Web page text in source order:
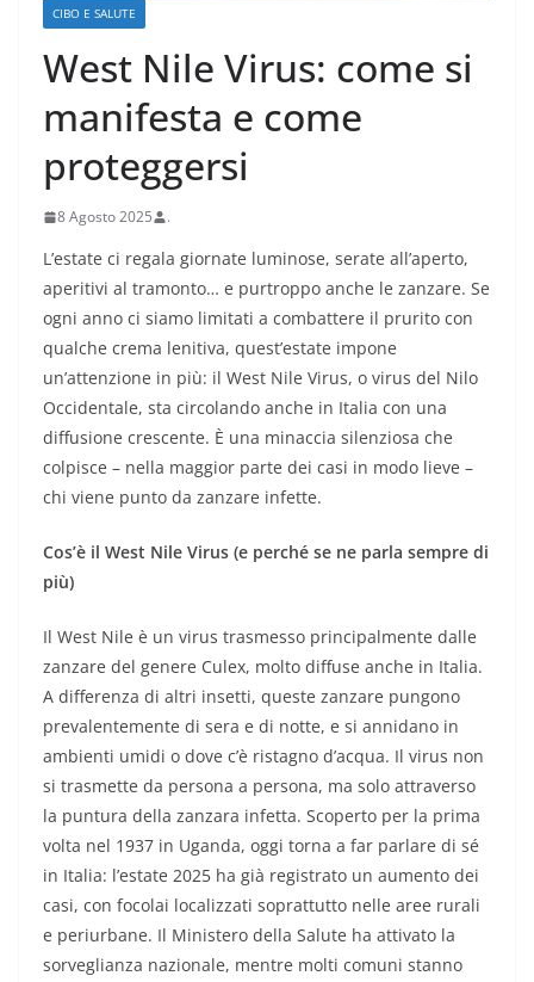
CIBO E SALUTE
West Nile Virus: come si
manifesta e come
proteggersi
8 Agosto 2025 .
L’estate ci regala giornate luminose, serate all’aperto,
aperitivi al tramonto… e purtroppo anche le zanzare. Se
ogni anno ci siamo limitati a combattere il prurito con
qualche crema lenitiva, quest’estate impone
un’attenzione in più: il West Nile Virus, o virus del Nilo
Occidentale, sta circolando anche in Italia con una
diffusione crescente. È una minaccia silenziosa che
colpisce – nella maggior parte dei casi in modo lieve –
chi viene punto da zanzare infette.
Cos’è il West Nile Virus (e perché se ne parla sempre di
più)
Il West Nile è un virus trasmesso principalmente dalle
zanzare del genere Culex, molto diffuse anche in Italia.
A differenza di altri insetti, queste zanzare pungono
prevalentemente di sera e di notte, e si annidano in
ambienti umidi o dove c’è ristagno d’acqua. Il virus non
si trasmette da persona a persona, ma solo attraverso
la puntura della zanzara infetta. Scoperto per la prima
volta nel 1937 in Uganda, oggi torna a far parlare di sé
in Italia: l’estate 2025 ha già registrato un aumento dei
casi, con focolai localizzati soprattutto nelle aree rurali
e periurbane. Il Ministero della Salute ha attivato la
sorveglianza nazionale, mentre molti comuni stanno